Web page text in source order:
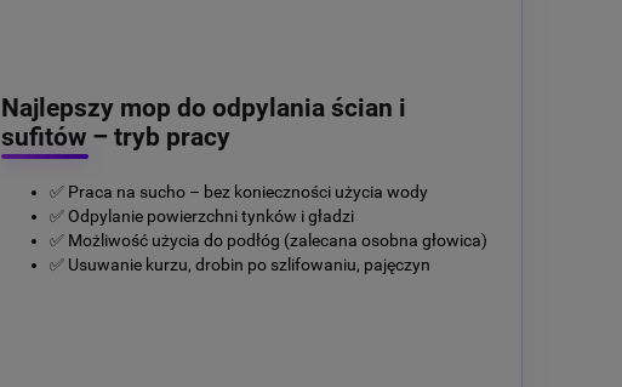
Najlepszy mop do odpylania ścian i
sufitów – tryb pracy
✅ Praca na sucho – bez konieczności użycia wody
✅ Odpylanie powierzchni tynków i gładzi
✅ Możliwość użycia do podłóg (zalecana osobna głowica)
✅ Usuwanie kurzu, drobin po szlifowaniu, pajęczyn